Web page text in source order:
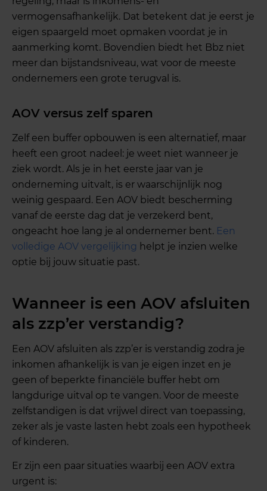
vermogensafhankelijk. Dat betekent dat je eerst je
eigen spaargeld moet opmaken voordat je in
aanmerking komt. Bovendien biedt het Bbz niet
meer dan bijstandsniveau, wat voor de meeste
ondernemers een grote terugval is.
AOV versus zelf sparen
Zelf een buffer opbouwen is een alternatief, maar
heeft een groot nadeel: je weet niet wanneer je
ziek wordt. Als je in het eerste jaar van je
onderneming uitvalt, is er waarschijnlijk nog
weinig gespaard. Een AOV biedt bescherming
vanaf de eerste dag dat je verzekerd bent,
ongeacht hoe lang je al ondernemer bent. Een
volledige AOV vergelijking helpt je inzien welke
optie bij jouw situatie past.
Wanneer is een AOV afsluiten
als zzp’er verstandig?
Een AOV afsluiten als zzp’er is verstandig zodra je
inkomen afhankelijk is van je eigen inzet en je
geen of beperkte financiële buffer hebt om
langdurige uitval op te vangen. Voor de meeste
zelfstandigen is dat vrijwel direct van toepassing,
zeker als je vaste lasten hebt zoals een hypotheek
of kinderen.
Er zijn een paar situaties waarbij een AOV extra
urgent is: